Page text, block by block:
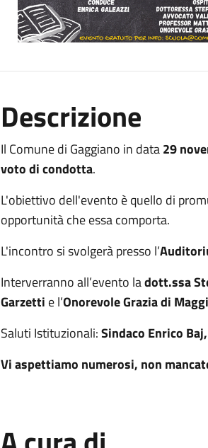
Descrizione
Il Comune di Gaggiano in data29
voto di condotta.
L'obiettivo dell'evento è quello di
opportunità che essa comporta.
L'incontro si svolgerà presso l’
Interverranno all’evento ladott.ssa
Garzetti e l’Onorevole Grazia di
Saluti Istituzionali:Sindaco Enrico
Vi aspettiamo numerosi, non